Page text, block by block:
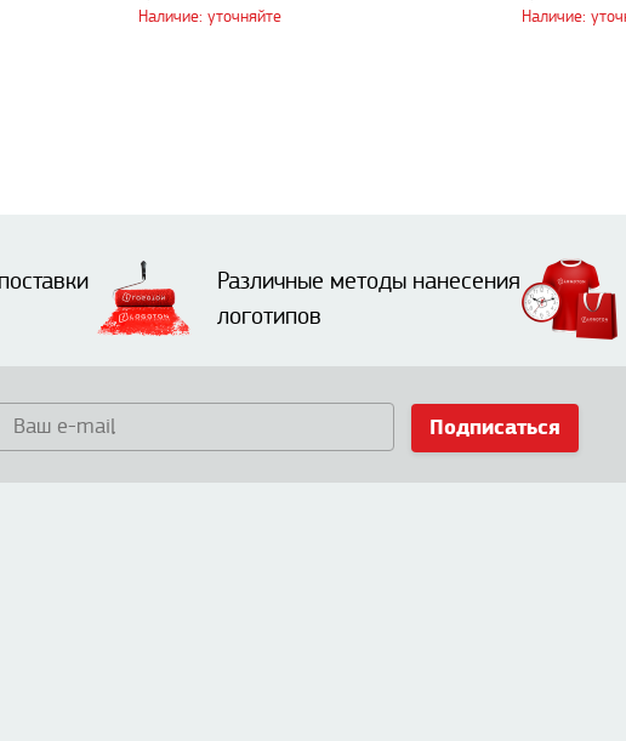
Наличие: уточняйте
Наличие:
Различные методы нанесения
логотипов
Подписаться